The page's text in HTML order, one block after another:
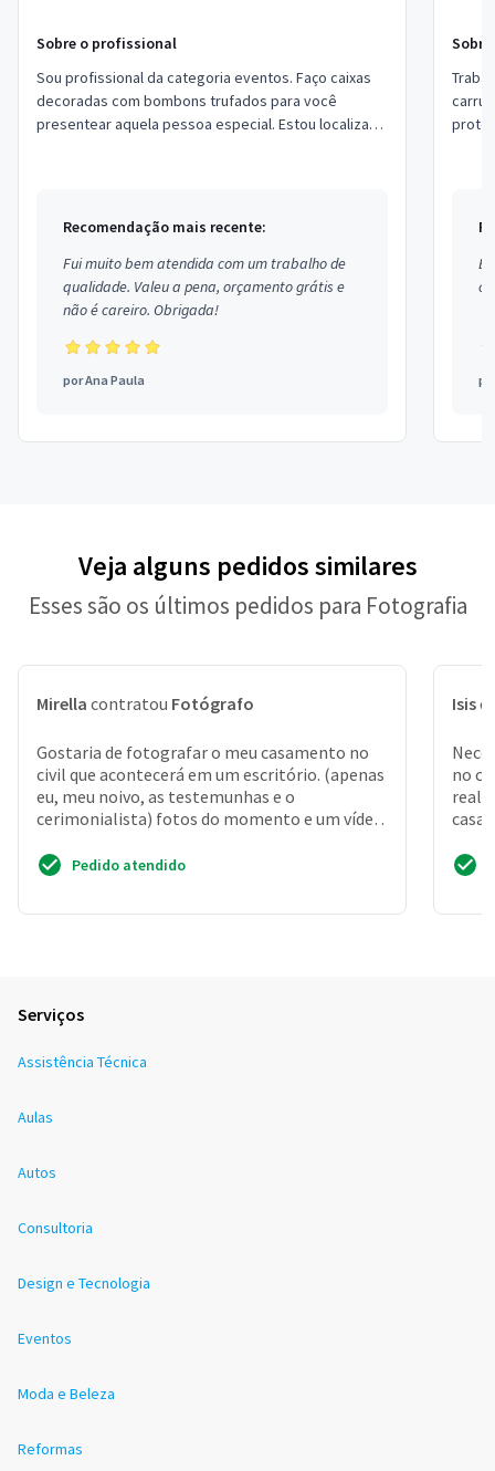
Sobre o profissional
Sou profissional da categoria eventos. Faço caixas
decoradas com bombons trufados para você
presentear aquela pessoa especial. Estou localizado
Recomendação mais recente:
Fui muito bem atendida com um trabalho de
qualidade. Valeu a pena, orçamento grátis e
não é careiro. Obrigada!
porAna Paula
Trabalho
carrusel
Veja alguns pedidos similares
Esses são os últimos pedidos para Fotografia
Mirella contratou Fotógrafo
Gostaria de fotografar o meu casamento no
civil que acontecerá em um escritório. (apenas
eu, meu noivo, as testemunhas e o
cerimonialista) fotos do momento e um vídeo
Pedido atendido
Isis
no
Serviços
Assistência Técnica
Aulas
Autos
Consultoria
Design e Tecnologia
Eventos
Moda e Beleza
Reformas